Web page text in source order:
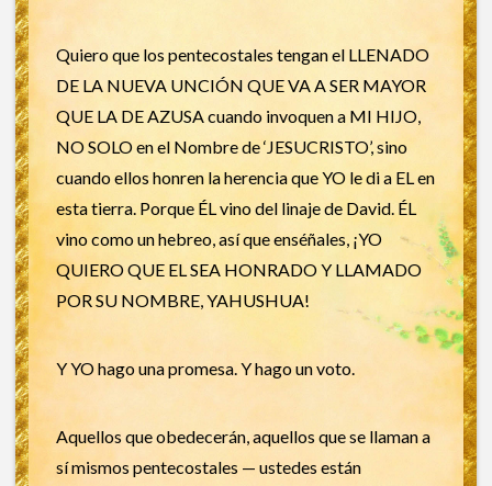
Quiero que los pentecostales tengan el LLENADO
DE LA NUEVA UNCIÓN QUE VA A SER MAYOR
QUE LA DE AZUSA cuando invoquen a MI HIJO,
NO SOLO en el Nombre de ‘JESUCRISTO’, sino
cuando ellos honren la herencia que YO le di a EL en
esta tierra. Porque ÉL vino del linaje de David. ÉL
vino como un hebreo, así que enséñales, ¡YO
QUIERO QUE EL SEA HONRADO Y LLAMADO
POR SU NOMBRE, YAHUSHUA!
Y YO hago una promesa. Y hago un voto.
Aquellos que obedecerán, aquellos que se llaman a
sí mismos pentecostales — ustedes están